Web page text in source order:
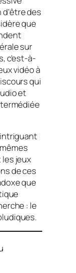
des
que
sur
c’est-à-
vidéo à
qui
et
jeux
de ces
que
: le